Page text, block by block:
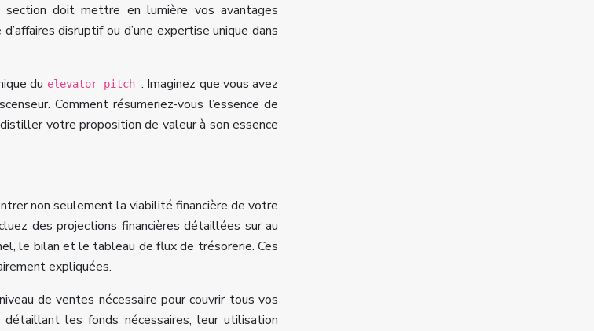
doit mettre en lumière vos avantages
disruptif ou d’une expertise unique dans
du elevator pitch . Imaginez que vous avez
Comment résumeriez-vous l’essence de
votre proposition de valeur à son essence
non seulement la viabilité financière de votre
des projections financières détaillées sur au
le bilan et le tableau de flux de trésorerie. Ces
expliquées.
de ventes nécessaire pour couvrir tous vos
les fonds nécessaires, leur utilisation